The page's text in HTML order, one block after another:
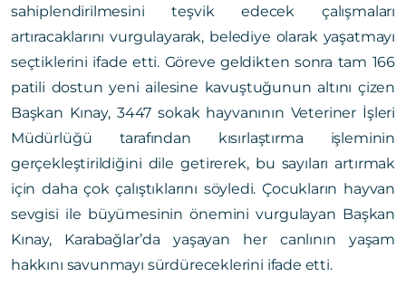
sahiplendirilmesini teşvik edecek çalışmaları
artıracaklarını vurgulayarak, belediye olarak yaşatmayı
seçtiklerini ifade etti. Göreve geldikten sonra tam 166
patili dostun yeni ailesine kavuştuğunun altını çizen
Başkan Kınay, 3447 sokak hayvanının Veteriner İşleri
Müdürlüğü tarafından kısırlaştırma işleminin
gerçekleştirildiğini dile getirerek, bu sayıları artırmak
için daha çok çalıştıklarını söyledi. Çocukların hayvan
sevgisi ile büyümesinin önemini vurgulayan Başkan
Kınay, Karabağlar’da yaşayan her canlının yaşam
hakkını savunmayı sürdüreceklerini ifade etti.